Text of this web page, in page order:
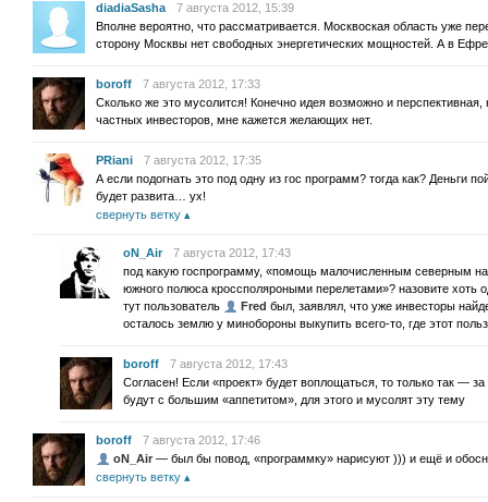
diadiaSasha
7 августа 2012, 15:39
Вполне вероятно, что рассматривается. Москвоская область уже
сторону Москвы нет свободных энергетических мощностей. А в
boroff
7 августа 2012, 17:33
Сколько же это мусолится! Конечно идея возможно и
частных инвесторов, мне кажется желающих нет.
PRiani
7 августа 2012, 17:35
А если подогнать это под одну из гос программ? тогда как? Деньги
будет развита… ух!
свернуть ветку
oN_Air
7 августа 2012, 17:43
под какую госпрограмму, «помощь малочисленным северным
южного полюса кроссполяроными перелетами»? назовите хоть
тут пользователь
Fred был, заявлял, что уже инвесторы
осталось землю у минобороны выкупить всего-то, где этот
boroff
7 августа 2012, 17:43
Согласен! Если «проект» будет воплощаться, то только так —
будут с большим «аппетитом», для этого и мусолят эту тему
boroff
7 августа 2012, 17:46
oN_Air — был бы повод, «программку» нарисуют ))) и ещё и
свернуть ветку